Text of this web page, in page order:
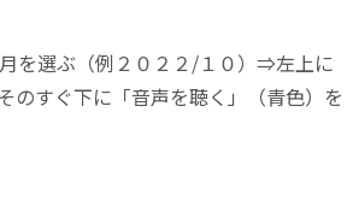
を選ぶ（例２０２２/１０）⇒左上に
のすぐ下に「音声を聴く」（青色）を